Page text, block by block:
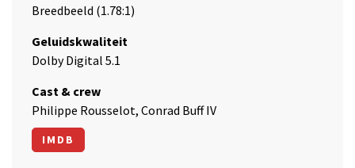
Breedbeeld (1.78:1)
Geluidskwaliteit
Dolby Digital 5.1
Cast & crew
Philippe Rousselot, Conrad Buff IV
IMDB